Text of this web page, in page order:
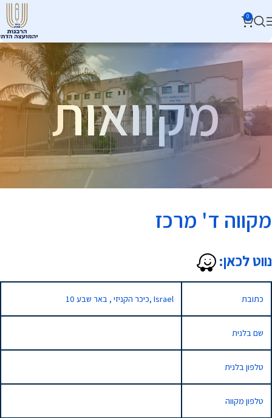
0
מקוואות
מקווה ד' מרכז
נווט לכאן:
כתובת 10 כיכר הקניזי , באר שבע, Israel
שם בלנית
טלפון בלנית
טלפון מקווה